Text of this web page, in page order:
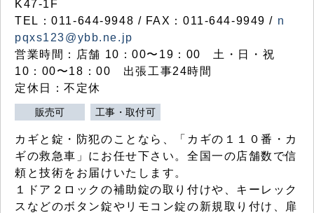
K47-1F
TEL：011-644-9948 / FAX：011-644-9949 / n
pqxs123@ybb.ne.jp
営業時間：店舗 10：00〜19：00 土・日・祝
10：00〜18：00 出張工事24時間
定休日：不定休
販売可 工事・取付可
カギと錠・防犯のことなら、「カギの１１０番・カ
ギの救急車」にお任せ下さい。全国一の店舗数で信
頼と技術をお届けいたします。
１ドア２ロックの補助錠の取り付けや、キーレック
スなどのボタン錠やリモコン錠の新規取り付け、扉